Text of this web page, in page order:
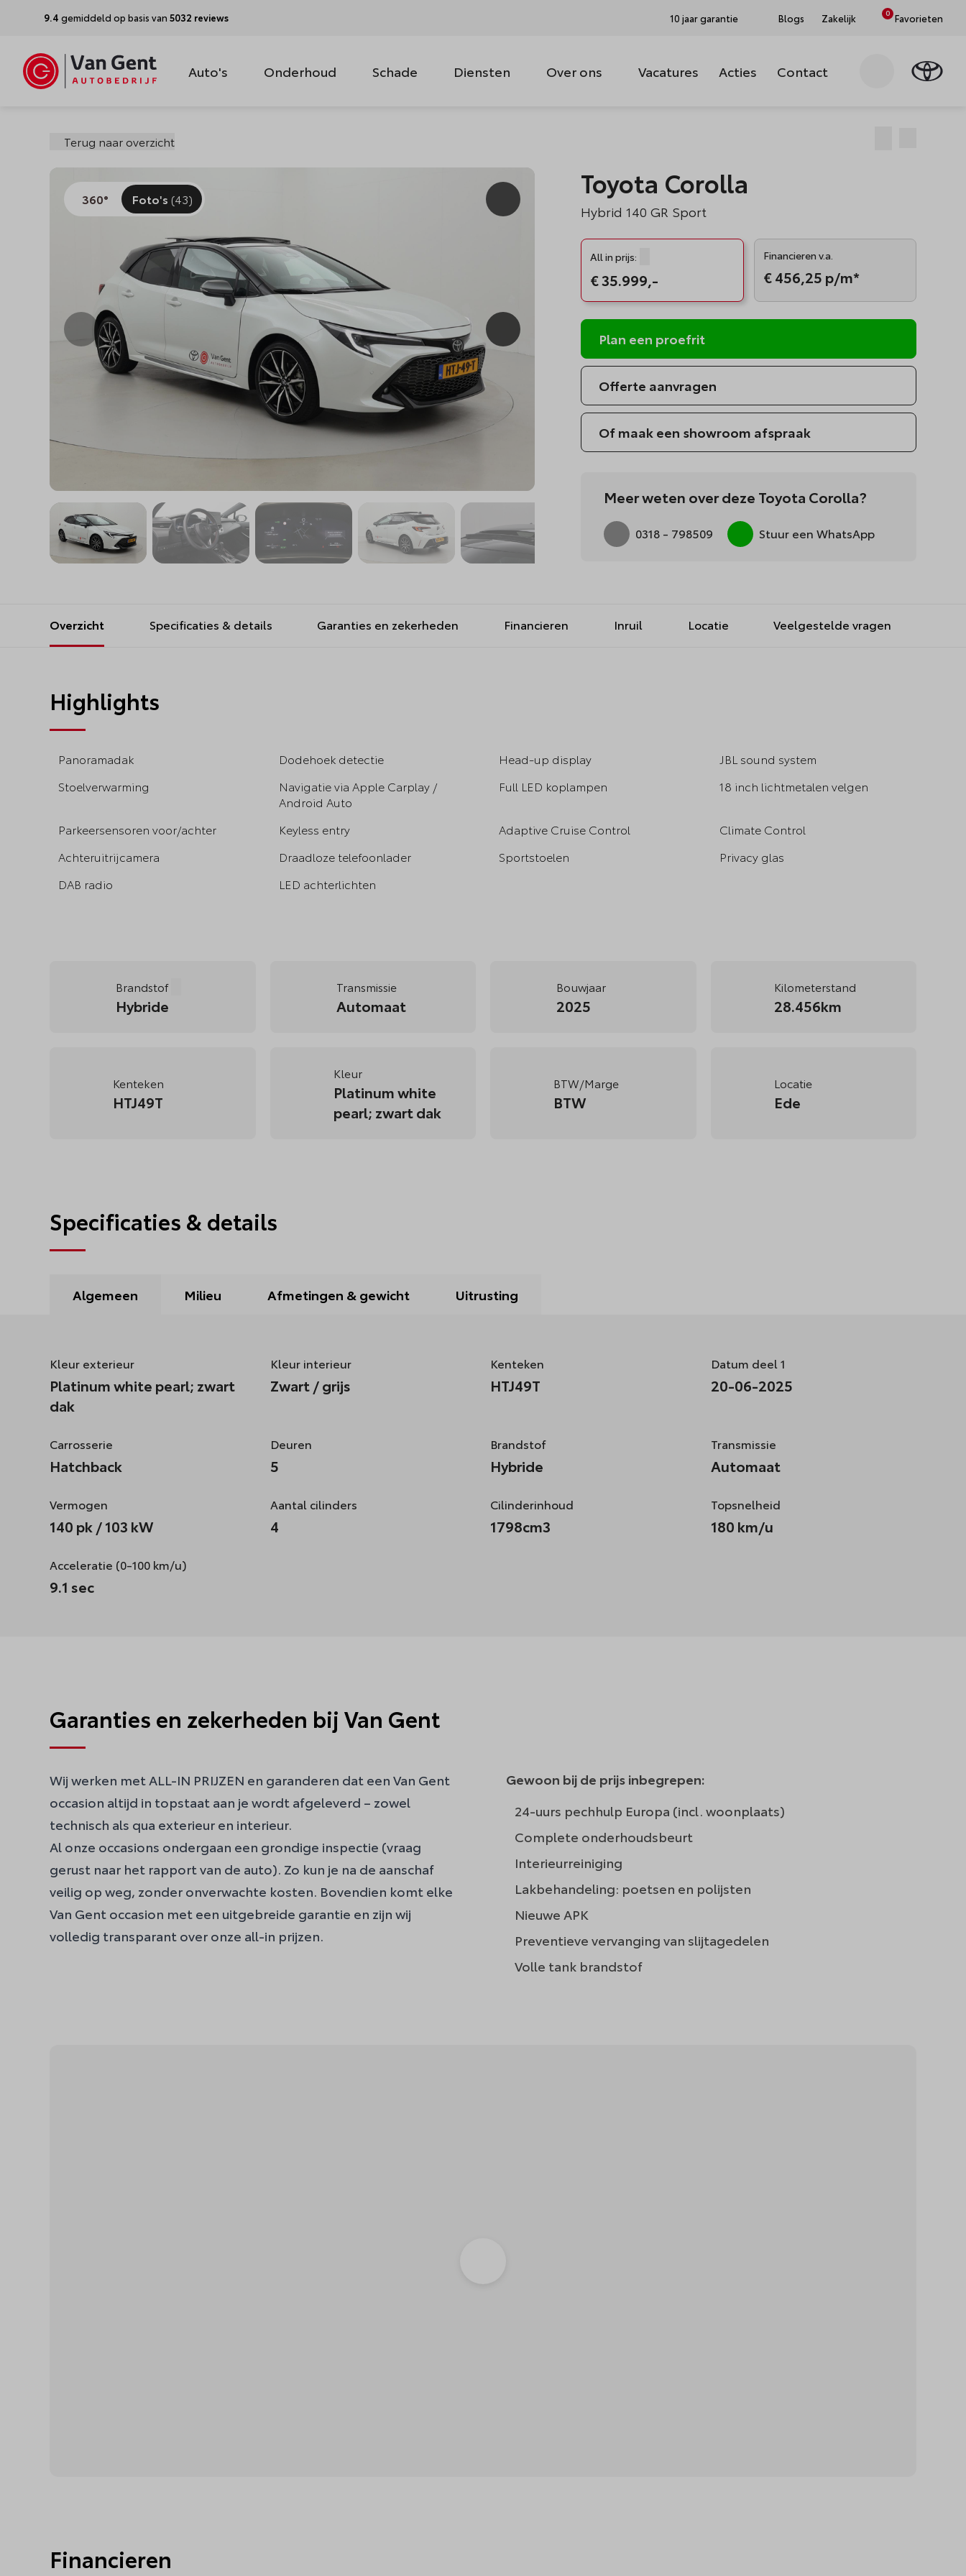
9.4 gemiddeld op basis van 5032 reviews 10 jaar garantie Blogs Zakelijk 0 Favorieten
Auto's Onderhoud Schade Diensten Over ons Vacatures Acties Contact Zoeken
Terug naar overzicht
360° Foto's(43) Toyota Corolla
Hybrid 140 GR Sport
All in prijs:
Tooltip openen
€ 35.999,-
Financieren v.a.
€ 456,25 p/m*
Plan een proefrit
Offerte aanvragen
Of maak een showroom afspraak
Meer weten over deze Toyota Corolla?
0318 - 798509 Stuur een WhatsApp
Overzicht Specificaties & details Garanties en zekerheden Financieren Inruil Locatie Veelgestelde vragen
Highlights
Panoramadak Dodehoek detectie Head-up display
JBL sound system
Stoelverwarming
Navigatie via Apple Carplay /
Android Auto
Full LED koplampen 18 inch lichtmetalen velgen
Parkeersensoren voor/achter Keyless entry Adaptive Cruise Control
Climate Control
Achteruitrijcamera
Draadloze telefoonlader Sportstoelen
Privacy glas
DAB radio
LED achterlichten
Brandstof
Hybride
Transmissie
Automaat
Bouwjaar
2025
Kilometerstand
28.456km
Kenteken
HTJ49T
Kleur
Platinum white
pearl; zwart dak
BTW/Marge
BTW
Locatie
Ede
Specificaties & details
Algemeen Milieu Afmetingen & gewicht Uitrusting
Kleur exterieur
Platinum white pearl; zwart
dak
Kleur interieur
Zwart / grijs
Kenteken
HTJ49T
Datum deel 1
20-06-2025
Carrosserie
Hatchback
Deuren
5
Brandstof
Hybride
Transmissie
Automaat
Vermogen
140 pk / 103 kW
Aantal cilinders
4
Cilinderinhoud
1798cm3
Topsnelheid
180 km/u
Acceleratie (0-100 km/u)
9.1 sec
Garanties en zekerheden bij Van Gent
Wij werken met ALL-IN PRIJZEN en garanderen dat een Van Gent
occasion altijd in topstaat aan je wordt afgeleverd – zowel
technisch als qua exterieur en interieur.
Al onze occasions ondergaan een grondige inspectie (vraag
gerust naar het rapport van de auto). Zo kun je na de aanschaf
veilig op weg, zonder onverwachte kosten. Bovendien komt elke
Van Gent occasion met een uitgebreide garantie en zijn wij
volledig transparant over onze all-in prijzen.
Gewoon bij de prijs inbegrepen:
24-uurs pechhulp Europa (incl. woonplaats)
Complete onderhoudsbeurt
Interieurreiniging
Lakbehandeling: poetsen en polijsten
Nieuwe APK
Preventieve vervanging van slijtagedelen
Volle tank brandstof
Financieren